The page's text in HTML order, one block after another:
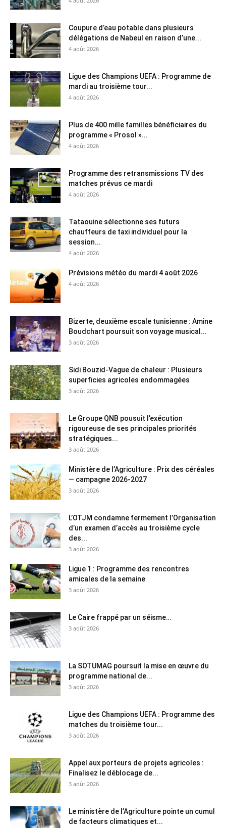
Coupure d’eau potable dans plusieurs
délégations de Nabeul en raison d’une...
4 août 2026
Ligue des Champions UEFA : Programme de
mardi au troisième tour...
4 août 2026
Plus de 400 mille familles bénéficiaires du
programme « Prosol »...
4 août 2026
Programme des retransmissions TV des
matches prévus ce mardi
4 août 2026
Tataouine sélectionne ses futurs
chauffeurs de taxi individuel pour la
session...
4 août 2026
Prévisions météo du mardi 4 août 2026
4 août 2026
Bizerte, deuxième escale tunisienne : Amine
Boudchart poursuit son voyage musical...
3 août 2026
Sidi Bouzid-Vague de chaleur : Plusieurs
superficies agricoles endommagées
3 août 2026
Le Groupe QNB pousuit l’exécution
rigoureuse de ses principales priorités
stratégiques...
3 août 2026
Ministère de l’Agriculture : Prix des céréales
— campagne 2026-2027
3 août 2026
L’OTJM condamne fermement l’Organisation
d’un examen d’accès au troisième cycle
des...
3 août 2026
Ligue 1 : Programme des rencontres
amicales de la semaine
3 août 2026
Le Caire frappé par un séisme…
3 août 2026
La SOTUMAG poursuit la mise en œuvre du
programme national de...
3 août 2026
Ligue des Champions UEFA : Programme des
matches du troisième tour...
3 août 2026
Appel aux porteurs de projets agricoles :
Finalisez le déblocage de...
3 août 2026
Le ministère de l’Agriculture pointe un cumul
de facteurs climatiques et...